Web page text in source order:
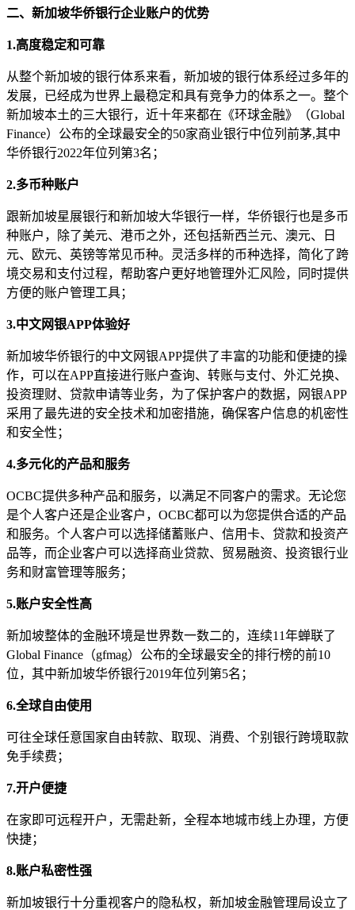
二、新加坡华侨银行企业账户的优势
1.高度稳定和可靠
从整个新加坡的银行体系来看，新加坡的银行体系经过多年的
发展，已经成为世界上最稳定和具有竞争力的体系之一。整个
新加坡本土的三大银行，近十年来都在《环球金融》（Global
Finance）公布的全球最安全的50家商业银行中位列前茅,其中
华侨银行2022年位列第3名；
2.多币种账户
跟新加坡星展银行和新加坡大华银行一样，华侨银行也是多币
种账户，除了美元、港币之外，还包括新西兰元、澳元、日
元、欧元、英镑等常见币种。灵活多样的币种选择，简化了跨
境交易和支付过程，帮助客户更好地管理外汇风险，同时提供
方便的账户管理工具；
3.中文网银APP体验好
新加坡华侨银行的中文网银APP提供了丰富的功能和便捷的操
作，可以在APP直接进行账户查询、转账与支付、外汇兑换、
投资理财、贷款申请等业务，为了保护客户的数据，网银APP
采用了最先进的安全技术和加密措施，确保客户信息的机密性
和安全性；
4.多元化的产品和服务
OCBC提供多种产品和服务，以满足不同客户的需求。无论您
是个人客户还是企业客户，OCBC都可以为您提供合适的产品
和服务。个人客户可以选择储蓄账户、信用卡、贷款和投资产
品等，而企业客户可以选择商业贷款、贸易融资、投资银行业
务和财富管理等服务；
5.账户安全性高
新加坡整体的金融环境是世界数一数二的，连续11年蝉联了
Global Finance（gfmag）公布的全球最安全的排行榜的前10
位，其中新加坡华侨银行2019年位列第5名；
6.全球自由使用
可往全球任意国家自由转款、取现、消费、个别银行跨境取款
免手续费；
7.开户便捷
在家即可远程开户，无需赴新，全程本地城市线上办理，方便
快捷；
8.账户私密性强
新加坡银行十分重视客户的隐私权，新加坡金融管理局设立了